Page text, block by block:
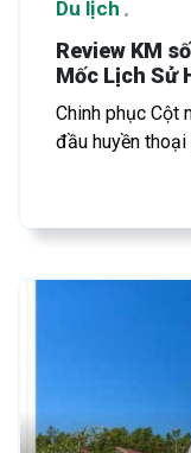
Du lịch
Review KM
Mốc Lịch Sử
Chinh phục Cột
đầu huyền thoại